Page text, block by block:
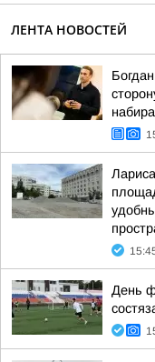
ЛЕНТА НОВОСТЕЙ
День